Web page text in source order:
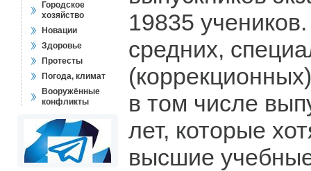
Городское
хозяйство
Новации
Здоровье
Протесты
Погода, климат
Вооружённые
конфликты
19835
средних,
в том числе
лет, которые
высшие